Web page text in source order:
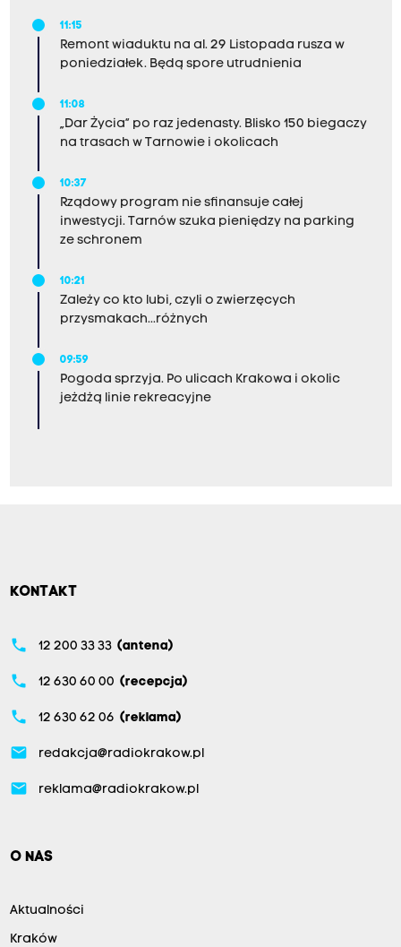
11:15
Remont wiaduktu na al. 29 Listopada rusza w
poniedziałek. Będą spore utrudnienia
11:08
„Dar Życia” po raz jedenasty. Blisko 150 biegaczy
na trasach w Tarnowie i okolicach
10:37
Rządowy program nie sfinansuje całej
inwestycji. Tarnów szuka pieniędzy na parking
ze schronem
10:21
Zależy co kto lubi, czyli o zwierzęcych
przysmakach...różnych
09:59
Pogoda sprzyja. Po ulicach Krakowa i okolic
jeżdżą linie rekreacyjne
KONTAKT
phone 12 200 33 33 (antena)
phone 12 630 60 00 (recepcja)
phone 12 630 62 06 (reklama)
email redakcja@radiokrakow.pl
email reklama@radiokrakow.pl
O NAS
Aktualności
Kraków